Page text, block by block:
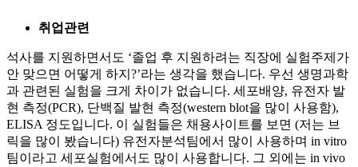
취업관련
석사를 지원하면서도 ‘졸업 후 지원하려는 직장에 실험주제가
안 맞으면 어떻게 하지?’라는 생각을 했습니다. 우선 생명과학
과 관련된 실험을 크게 차이가 없습니다. 세포배양, 유전자 발
현 측정(PCR), 단백질 발현 측정(western blot을 많이 사용함),
ELISA 정도입니다. 이 실험들은 채용사이트를 보면 (저는 브
릭을 많이 봤습니다) 유전자분석팀에서 많이 사용하며 in vitro
팀이라고 세포실험에서도 많이 사용합니다. 그 외에는 in vivo